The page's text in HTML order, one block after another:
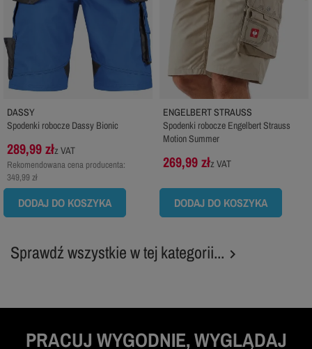
DASSY
Spodenki robocze Dassy Bionic
289,99 złz VAT
Rekomendowana cena producenta:
349,99 zł
DODAJ DO KOSZYKA
ENGELBERT STRAUSS
Spodenki robocze Engelbert Strauss
Motion Summer
269,99 złz VAT
DODAJ DO KOSZYKA
Sprawdź wszystkie w tej kategorii... 
PRACUJ WYGODNIE, WYGLĄDAJ